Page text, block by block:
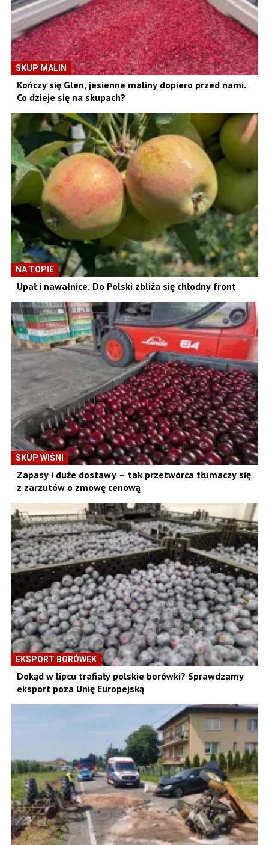
SKUP MALIN
Kończy się Glen, jesienne maliny dopiero przed nami.
Co dzieje się na skupach?
NA TOPIE
Upał i nawałnice. Do Polski zbliża się chłodny front
SKUP WIŚNI
Zapasy i duże dostawy – tak przetwórca tłumaczy się
z zarzutów o zmowę cenową
EKSPORT BORÓWEK
Dokąd w lipcu trafiały polskie borówki? Sprawdzamy
eksport poza Unię Europejską